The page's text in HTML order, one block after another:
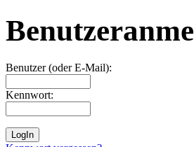
Benutzer (oder E-Mail):
Kennwort: